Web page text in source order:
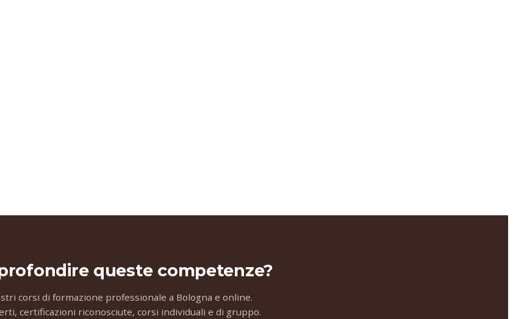
queste competenze?
corsi di formazione professionale a Bologna e online.
certificazioni riconosciute, corsi individuali e di gruppo.